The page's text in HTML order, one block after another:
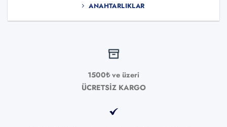
ANAHTARLIKLAR
1500₺ ve üzeri
ÜCRETSİZ KARGO